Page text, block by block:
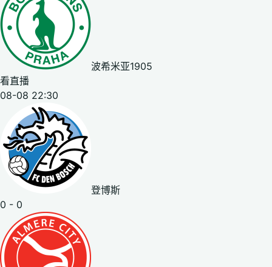
波希米亚1905
看直播
08-08 22:30
登博斯
0 - 0